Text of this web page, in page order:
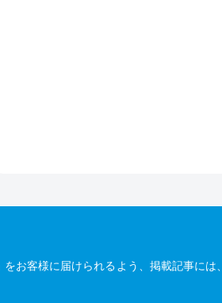
お客様に届けられるよう、掲載記事には、